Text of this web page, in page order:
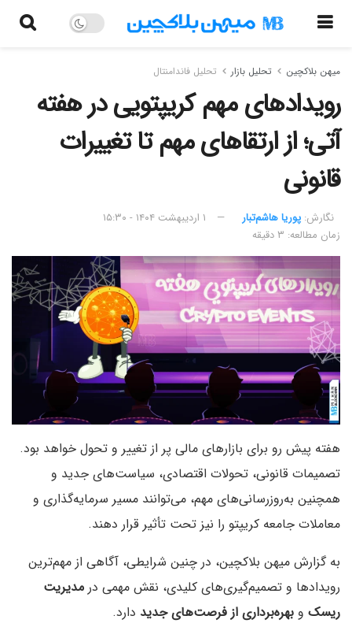
میهن بلاکچین تحلیل بازار تحلیل فاندامنتال
رویدادهای مهم کریپتویی در هفته
آتی؛ از ارتقاهای مهم تا تغییرات
قانونی
نگارش:‌ پوریا هاشم‌تبار
۱ اردیبهشت ۱۴۰۴ - ۱۵:۳۰
زمان مطالعه: ۳ دقیقه
هفته پیش رو برای بازارهای مالی پر از تغییر و تحول خواهد بود.
تصمیمات قانونی، تحولات اقتصادی، سیاست‌های جدید و
همچنین به‌روزرسانی‌های مهم، می‌توانند مسیر سرمایه‌گذاری و
معاملات جامعه کریپتو را نیز تحت تأثیر قرار دهند.
به گزارش میهن بلاکچین، در چنین شرایطی، آگاهی از مهم‌ترین
رویدادها و تصمیم‌گیری‌های کلیدی، نقش مهمی در مدیریت
ریسک و بهره‌برداری از فرصت‌های جدید دارد.